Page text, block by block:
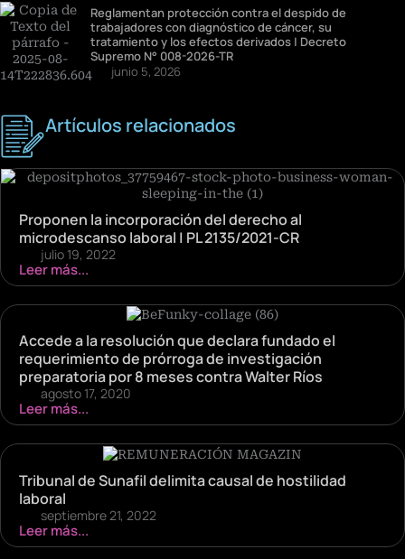
Reglamentan protección contra el despido de
trabajadores con diagnóstico de cáncer, su
tratamiento y los efectos derivados | Decreto
Supremo N° 008-2026-TR
junio 5, 2026
Artículos relacionados
Proponen la incorporación del derecho al
microdescanso laboral | PL 2135/2021-CR
julio 19, 2022
Leer más...
Accede a la resolución que declara fundado el
requerimiento de prórroga de investigación
preparatoria por 8 meses contra Walter Ríos
agosto 17, 2020
Leer más...
Tribunal de Sunafil delimita causal de hostilidad
laboral
septiembre 21, 2022
Leer más...